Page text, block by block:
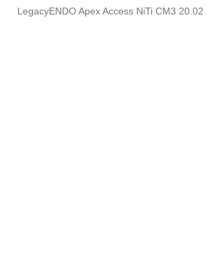
LegacyENDO Apex Access NiTi CM3